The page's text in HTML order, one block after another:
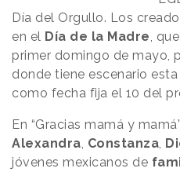
Día del Orgullo. Los
en el Día de la Madre,
primer domingo de mayo,
donde tiene escenario
como fecha fija el 10 del
En “Gracias mamá y
Alexandra, Constanza,
jóvenes mexicanos de